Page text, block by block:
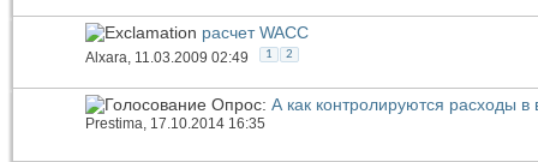
расчет WACC
Alxara, 11.03.2009 02:49 1 2
Опрос: А как контролируются расходы
Prestima, 17.10.2014 16:35